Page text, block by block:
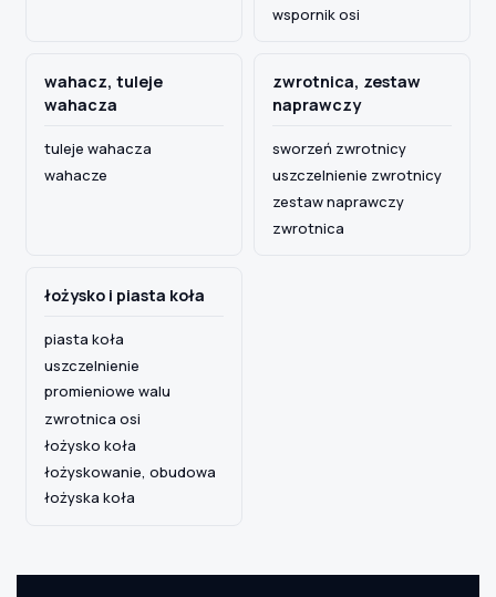
wspornik osi
wahacz, tuleje
wahacza
tuleje wahacza
wahacze
zwrotnica, zestaw
naprawczy
sworzeń zwrotnicy
uszczelnienie zwrotnicy
zestaw naprawczy
zwrotnica
łożysko i piasta koła
piasta koła
uszczelnienie
promieniowe walu
zwrotnica osi
łożysko koła
łożyskowanie, obudowa
łożyska koła